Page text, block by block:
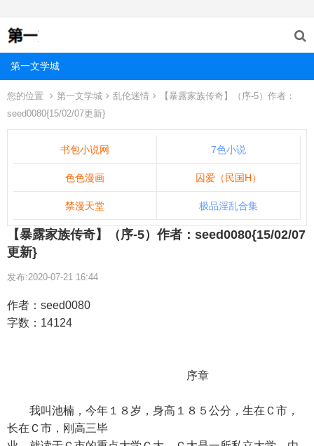
第一文学城
您的位置 第一文学城 乱伦迷情
【暴露家族传奇】（序-5）作者：
seed0080{15/02/07更新}
书包小说网 7色小说
色色漫画 囚爱（民国H）
禁漫天堂 极品淫乱合集
【暴露家族传奇】（序-5）作者：seed0080{15/02/07
更新}
发布:2020-07-21 16:44
作者：seed0080
字数：14124
序章
我叫池楠，今年１８岁，身高１８５公分，生在Ｃ市，
长在Ｃ市，刚高三毕